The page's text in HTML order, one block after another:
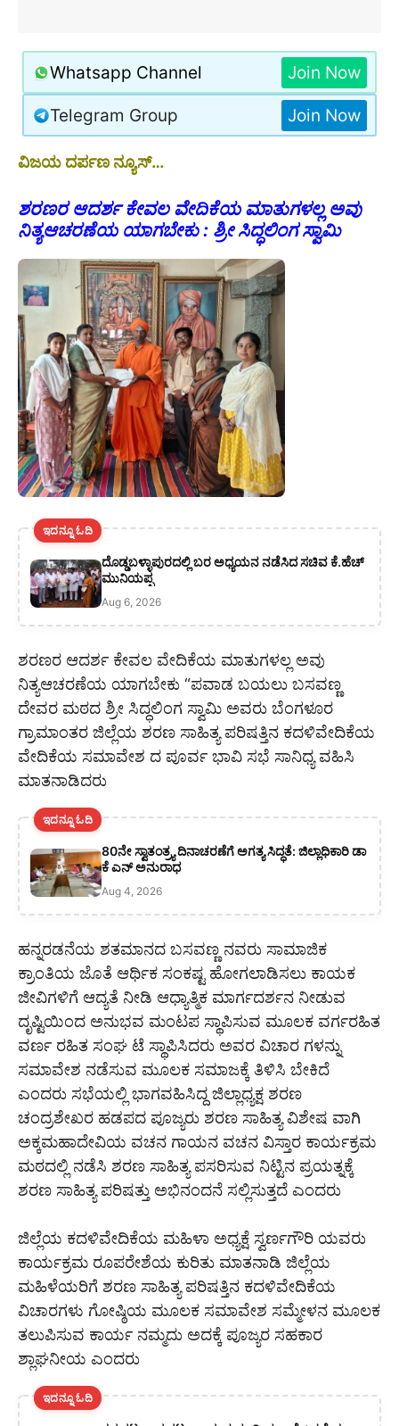
Whatsapp Channel Join Now
Telegram Group Join Now
ವಿಜಯ ದರ್ಪಣ ನ್ಯೂಸ್…
ಶರಣರ ಆದರ್ಶ ಕೇವಲ ವೇದಿಕೆಯ ಮಾತುಗಳಲ್ಲ ಅವು
ನಿತ್ಯಆಚರಣೆಯ ಯಾಗಬೇಕು : ಶ್ರೀ ಸಿದ್ಧಲಿಂಗ ಸ್ವಾಮಿ
ಇದನ್ನೂ ಓದಿ
ದೊಡ್ಡಬಳ್ಳಾಪುರದಲ್ಲಿ ಬರ ಅಧ್ಯಯನ ನಡೆಸಿದ ಸಚಿವ ಕೆ.ಹೆಚ್
ಮುನಿಯಪ್ಪ
Aug 6, 2026
ಶರಣರ ಆದರ್ಶ ಕೇವಲ ವೇದಿಕೆಯ ಮಾತುಗಳಲ್ಲ ಅವು
ನಿತ್ಯಆಚರಣೆಯ ಯಾಗಬೇಕು “ಪವಾಡ ಬಯಲು ಬಸವಣ್ಣ
ದೇವರ ಮಠದ ಶ್ರೀ ಸಿದ್ಧಲಿಂಗ ಸ್ವಾಮಿ ಅವರು ಬೆಂಗಳೂರ
ಗ್ರಾಮಾಂತರ ಜಿಲ್ಲೆಯ ಶರಣ ಸಾಹಿತ್ಯ ಪರಿಷತ್ತಿನ ಕದಳಿವೇದಿಕೆಯ
ವೇದಿಕೆಯ ಸಮಾವೇಶ ದ ಪೂರ್ವ ಭಾವಿ ಸಭೆ ಸಾನಿಧ್ಯ ವಹಿಸಿ
ಮಾತನಾಡಿದರು
ಇದನ್ನೂ ಓದಿ
80ನೇ ಸ್ವಾತಂತ್ರ್ಯ ದಿನಾಚರಣೆಗೆ ಅಗತ್ಯ ಸಿದ್ಧತೆ: ಜಿಲ್ಲಾಧಿಕಾರಿ ಡಾ
ಕೆ ಎನ್ ಅನುರಾಧ
Aug 4, 2026
ಹನ್ನರಡನೆಯ ಶತಮಾನದ ಬಸವಣ್ಣ ನವರು ಸಾಮಾಜಿಕ
ಕ್ರಾಂತಿಯ ಜೊತೆ ಆರ್ಥಿಕ ಸಂಕಷ್ಟ ಹೋಗಲಾಡಿಸಲು ಕಾಯಕ
ಜೀವಿಗಳಿಗೆ ಆದ್ಯತೆ ನೀಡಿ ಆಧ್ಯಾತ್ಮಿಕ ಮಾರ್ಗದರ್ಶನ ನೀಡುವ
ದೃಷ್ಟಿಯಿಂದ ಅನುಭವ ಮಂಟಪ ಸ್ಥಾಪಿಸುವ ಮೂಲಕ ವರ್ಗರಹಿತ
ವರ್ಣ ರಹಿತ ಸಂಘ ಟೆ ಸ್ಥಾಪಿಸಿದರು ಅವರ ವಿಚಾರ ಗಳನ್ನು
ಸಮಾವೇಶ ನಡೆಸುವ ಮೂಲಕ ಸಮಾಜಕ್ಕೆ ತಿಳಿಸಿ ಬೇಕಿದೆ
ಎಂದರು ಸಭೆಯಲ್ಲಿ ಭಾಗವಹಿಸಿದ್ದ ಜಿಲ್ಲಾಧ್ಯಕ್ಷ ಶರಣ
ಚಂದ್ರಶೇಖರ ಹಡಪದ ಪೂಜ್ಯರು ಶರಣ ಸಾಹಿತ್ಯ ವಿಶೇಷ ವಾಗಿ
ಅಕ್ಕಮಹಾದೇವಿಯ ವಚನ ಗಾಯನ ವಚನ ವಿಸ್ತಾರ ಕಾರ್ಯಕ್ರಮ
ಮಠದಲ್ಲಿ ನಡೆಸಿ ಶರಣ ಸಾಹಿತ್ಯ ಪಸರಿಸುವ ನಿಟ್ಟಿನ ಪ್ರಯತ್ನಕ್ಕೆ
ಶರಣ ಸಾಹಿತ್ಯ ಪರಿಷತ್ತು ಅಭಿನಂದನೆ ಸಲ್ಲಿಸುತ್ತದೆ ಎಂದರು
ಜಿಲ್ಲೆಯ ಕದಳಿವೇದಿಕೆಯ ಮಹಿಳಾ ಅಧ್ಯಕ್ಷೆ ಸ್ವರ್ಣಗೌರಿ ಯವರು
ಕಾರ್ಯಕ್ರಮ ರೂಪರೇಶೆಯ ಕುರಿತು ಮಾತನಾಡಿ ಜಿಲ್ಲೆಯ
ಮಹಿಳೆಯರಿಗೆ ಶರಣ ಸಾಹಿತ್ಯ ಪರಿಷತ್ತಿನ ಕದಳಿವೇದಿಕೆಯ
ವಿಚಾರಗಳು ಗೋಷ್ಠಿಯ ಮೂಲಕ ಸಮಾವೇಶ ಸಮ್ಮೇಳನ ಮೂಲಕ
ತಲುಪಿಸುವ ಕಾರ್ಯ ನಮ್ಮದು ಅದಕ್ಕೆ ಪೂಜ್ಯರ ಸಹಕಾರ
ಶ್ಲಾಘನೀಯ ಎಂದರು
ಇದನ್ನೂ ಓದಿ